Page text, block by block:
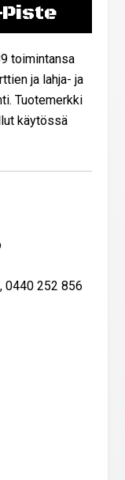
toimintansa
ja lahja- ja
Tuotemerkki
käytössä
0440 252 856